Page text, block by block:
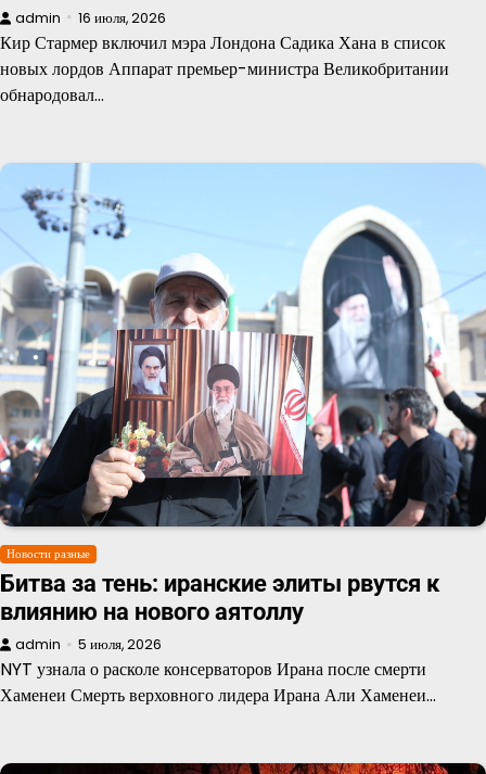
admin 16 июля, 2026
Кир Стармер включил мэра Лондона Садика Хана в список
новых лордов Аппарат премьер-министра Великобритании
обнародовал…
Новости разные
Битва за тень: иранские элиты рвутся к
влиянию на нового аятоллу
admin 5 июля, 2026
NYT узнала о расколе консерваторов Ирана после смерти
Хаменеи Смерть верховного лидера Ирана Али Хаменеи…